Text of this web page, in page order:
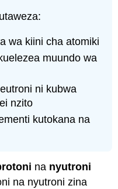
wa kiini cha atomiki
muundo wa
ni kubwa
nzito
kutokana na
na nyutroni
na nyutroni zina